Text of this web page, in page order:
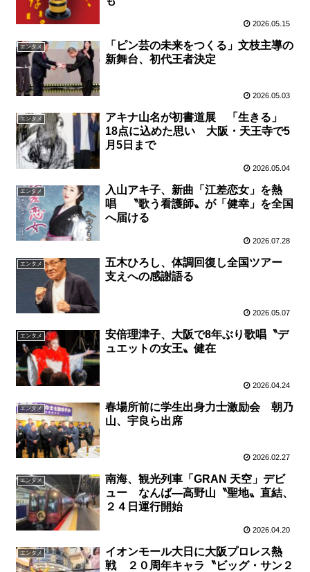
2026.05.15
エンタメ
「ピン芸の未来をつくる」文枝主導の
新舞台、初代王者決定
2026.05.03
エンタメ
アキナ山名が初書道展 「生きる」
18点に込めた思い 大阪・天王寺で5
月5日まで
2026.05.04
エンタメ
入山アキ子、新曲「江差恋女」を熱
唱 〝歌う看護師〟が「健幸」を全国
へ届ける
2026.07.28
エンタメ
五木ひろし、体調回復し全国ツアー
支えへの感謝語る
2026.05.07
エンタメ
安倍理津子、大阪で8年ぶり歌唱〝デ
ュエットの女王〟健在
2026.04.24
エンタメ
春場所前に学生出身力士激励会 朝乃
山、宇良ら出席
2026.02.27
エンタメ
南海、観光列車「GRAN 天空」デビ
ュー なんば―高野山〝聖地〟直結、
２４日運行開始
2026.04.20
エンタメ
イオンモール大日に大阪プロレス熱
戦 ２０周年キャラ〝ビッグ・サン２